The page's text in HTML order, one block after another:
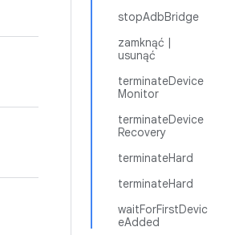
stopAdbBridge
zamknąć |
usunąć
terminateDevice
Monitor
terminateDevice
Recovery
terminateHard
terminateHard
waitForFirstDevic
eAdded